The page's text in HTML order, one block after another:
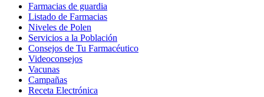
Farmacias de guardia
Listado de Farmacias
Niveles de Polen
Servicios a la Población
Consejos de Tu Farmacéutico
Videoconsejos
Vacunas
Campañas
Receta Electrónica